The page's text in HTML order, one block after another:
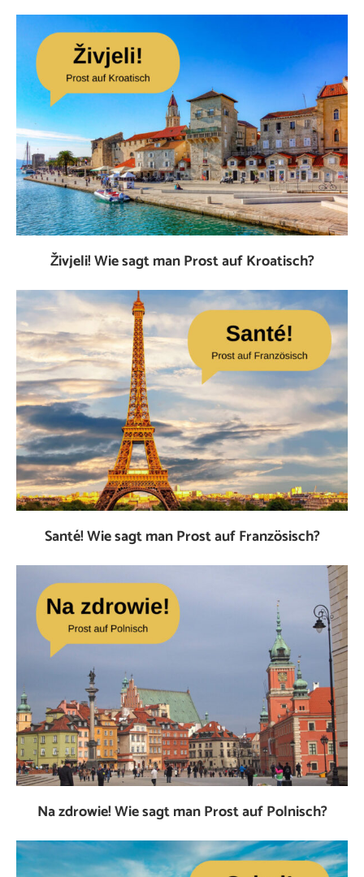
Živjeli! Wie sagt man Prost auf Kroatisch?
Santé! Wie sagt man Prost auf Französisch?
Na zdrowie! Wie sagt man Prost auf Polnisch?